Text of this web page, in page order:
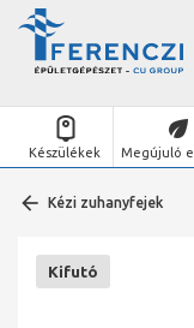
Készülékek Megújuló
Kézi zuhanyfejek
Kifutó